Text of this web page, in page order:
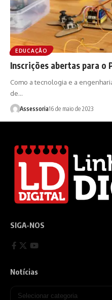
EDUCAÇÃO
Inscrições abertas para o
Como a tecnologia e a
de…
Assessoria16 de maio de 2023
SIGA-NOS
Notícias